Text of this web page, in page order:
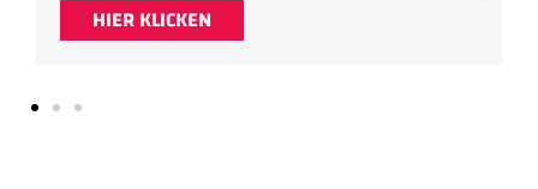
HIER KLICKEN